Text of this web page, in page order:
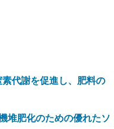
代謝を促進し、肥料の
堆肥化のための優れたソ